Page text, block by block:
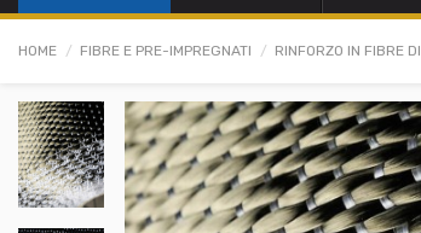
HOME FIBRE E PRE-IMPREGNATI RINFORZO IN FIBRE DI